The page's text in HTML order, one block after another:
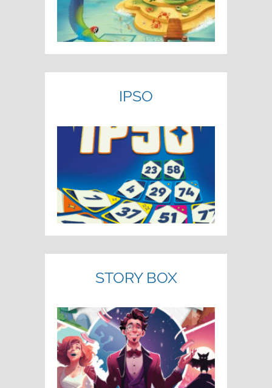
IPSO
STORY BOX